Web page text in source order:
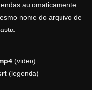
automaticamente
nome do arquivo de
(video)
(legenda)